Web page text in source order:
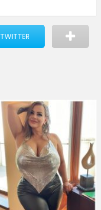
TWITTER